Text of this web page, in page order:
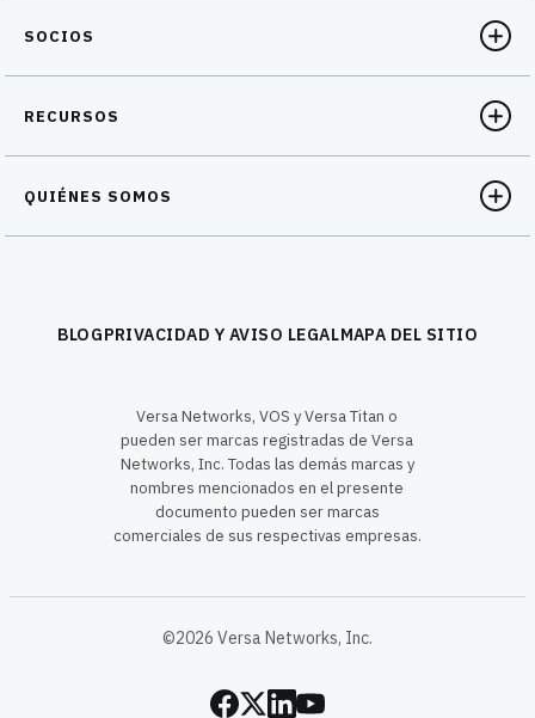
SOCIOS
RECURSOS
QUIÉNES SOMOS
BLOGPRIVACIDAD Y AVISO LEGALMAPA DEL SITIO
Versa Networks, VOS y Versa Titan o
pueden ser marcas registradas de Versa
Networks, Inc. Todas las demás marcas y
nombres mencionados en el presente
documento pueden ser marcas
comerciales de sus respectivas empresas.
©2026 Versa Networks, Inc.